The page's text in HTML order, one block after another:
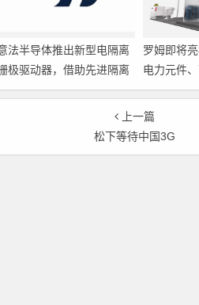
法半导体推出新型电隔离
极驱动器，借助先进隔离
术简化电源设计
罗姆即将
电力元件
展览会暨
上一篇
松下等待中国3G